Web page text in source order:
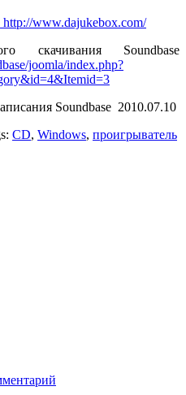
http://www.dajukebox.com/
скачивания Soundbase
joomla/index.php?
Soundbase 2010.07.10
CD, Windows, проигрыватель